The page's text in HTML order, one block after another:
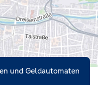
und Geldautomaten